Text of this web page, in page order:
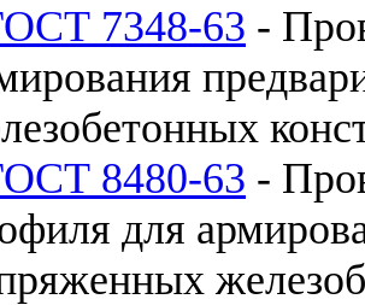
7348-63 -
8480-63 -
для